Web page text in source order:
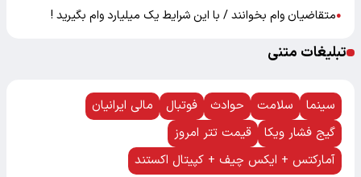
●متقاضیان وام بخوانند / با این شرایط یک میلیارد وام بگیرید !
تبلیغات متنی
سینما سلامت حوادث فوتبال
مالی ایرانیان
گیج فشار ویکا
قیمت تتر امروز
آمارکتس + ایکس چیف + کپیتال اکستند